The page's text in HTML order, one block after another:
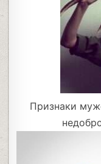
Признаки